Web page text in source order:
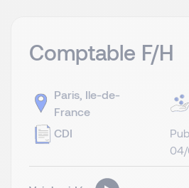
Comptable F/H
Paris, Ile-de-
France
CDI